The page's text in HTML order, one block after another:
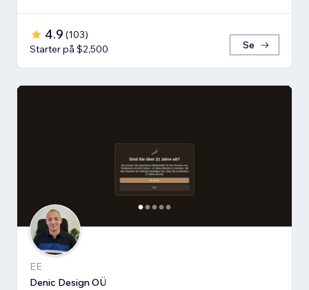
4.9 (103)
Starter på $2,500
Se
EE
Denic Design OÜ